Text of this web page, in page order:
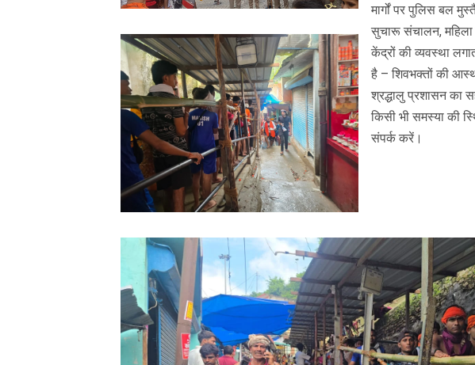
मार्गों पर पुलिस बल
सुचारू संचालन, महिला
केंद्रों की व्यवस्था
है – शिवभक्तों की
श्रद्धालु प्रशासन का
किसी भी समस्या की
संपर्क करें।